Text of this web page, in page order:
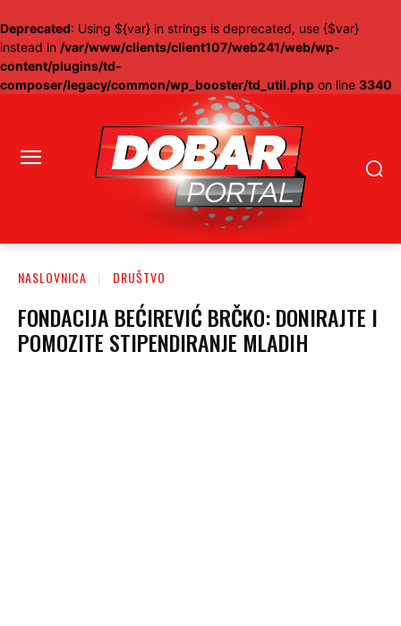
Deprecated: Using ${var} in strings is deprecated, use {$var}
instead in /var/www/clients/client107/web241/web/wp-
content/plugins/td-
composer/legacy/common/wp_booster/td_util.php on line 3340
NASLOVNICA DRUŠTVO
FONDACIJA BEĆIREVIĆ BRČKO: DONIRAJTE I
POMOZITE STIPENDIRANJE MLADIH